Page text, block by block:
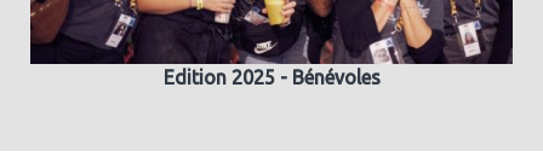
Edition 2025 - Bénévoles